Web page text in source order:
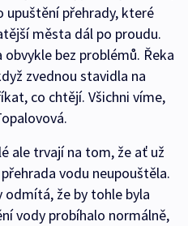
upuštění přehrady, které
města dál po proudu.
bez problémů. Řeka
zvednou stavidla na
co chtějí. Všichni víme,
ale trvají na tom, že ať už
vodu neupouštěla.
odmítá, že by tohle byla
vody probíhalo normálně,